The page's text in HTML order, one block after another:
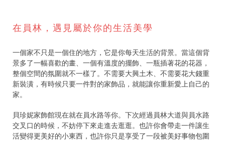
在員林，遇見屬於你的生活美學
一個家不只是一個住的地方，它是你每天生活的背景。當這個背
景多了一幅喜歡的畫、一個有溫度的擺飾、一瓶插著花的花器，
整個空間的氛圍就不一樣了。不需要大興土木、不需要花大錢重
新裝潢，有時候只要一件對的家飾品，就能讓你重新愛上自己的
家。
貝珍妮家飾館現在就在員水路等你。下次經過員林大道與員水路
交叉口的時候，不妨停下來走進去逛逛。也許你會帶走一件讓生
活變得更美好的小東西，也許你只是享受了一段被美好事物包圍